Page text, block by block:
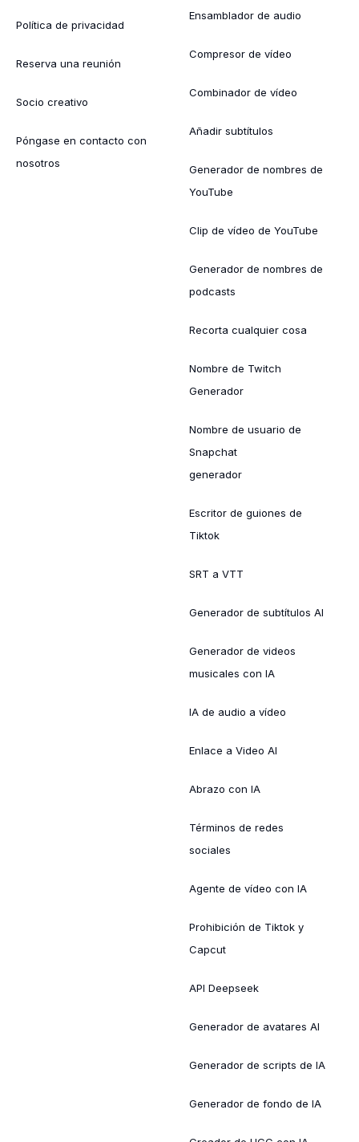
Política de privacidad
Reserva una reunión
Socio creativo
Póngase en contacto con
nosotros
Ensamblador de audio
Compresor de vídeo
Combinador de vídeo
Añadir subtítulos
Generador de nombres de
YouTube
Clip de vídeo de YouTube
Generador de nombres de
podcasts
Recorta cualquier cosa
Nombre de Twitch
Generador
Nombre de usuario de
Snapchat
generador
Escritor de guiones de
Tiktok
SRT a VTT
Generador de subtítulos AI
Generador de videos
musicales con IA
IA de audio a vídeo
Enlace a Video AI
Abrazo con IA
Términos de redes
sociales
Agente de vídeo con IA
Prohibición de Tiktok y
Capcut
API Deepseek
Generador de avatares AI
Generador de scripts de IA
Generador de fondo de IA